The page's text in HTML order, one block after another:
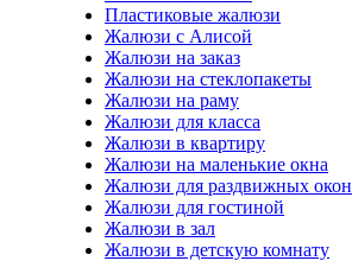
Пластиковые жалюзи
Жалюзи с Алисой
Жалюзи на заказ
Жалюзи на стеклопакеты
Жалюзи на раму
Жалюзи для класса
Жалюзи в квартиру
Жалюзи на маленькие окна
Жалюзи для раздвижных окон
Жалюзи для гостиной
Жалюзи в зал
Жалюзи в детскую комнату